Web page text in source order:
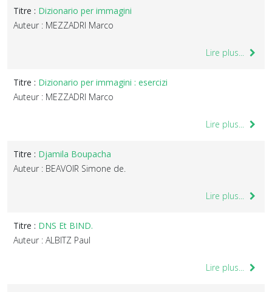
Titre : Dizionario per immagini
Auteur : MEZZADRI Marco
Lire plus...
Titre : Dizionario per immagini : esercizi
Auteur : MEZZADRI Marco
Lire plus...
Titre : Djamila Boupacha
Auteur : BEAVOIR Simone de.
Lire plus...
Titre : DNS Et BIND.
Auteur : ALBITZ Paul
Lire plus...